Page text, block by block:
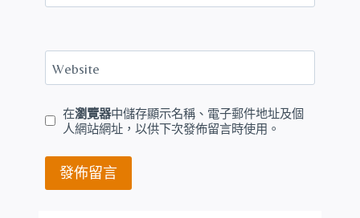
Website
在瀏覽器中儲存顯示名稱、電子郵件地址及個
人網站網址，以供下次發佈留言時使用。